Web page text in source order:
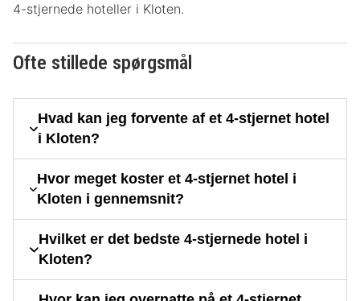
4-stjernede hoteller i Kloten.
Ofte stillede spørgsmål
Hvad kan jeg forvente af et 4-stjernet hotel
i Kloten?
Hvor meget koster et 4-stjernet hotel i
Kloten i gennemsnit?
Hvilket er det bedste 4-stjernede hotel i
Kloten?